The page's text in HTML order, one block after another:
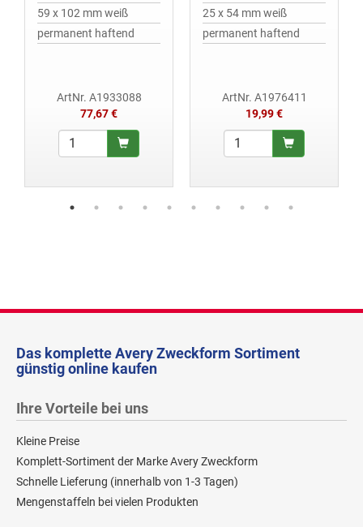
59 x 102 mm weiß
permanent haftend
ArtNr. A1933088
77,67 €
25 x 54 mm weiß
permanent haftend
ArtNr. A1976411
19,99 €
Das komplette Avery Zweckform Sortiment
günstig online kaufen
Ihre Vorteile bei uns
Kleine Preise
Komplett-Sortiment der Marke Avery Zweckform
Schnelle Lieferung (innerhalb von 1-3 Tagen)
Mengenstaffeln bei vielen Produkten